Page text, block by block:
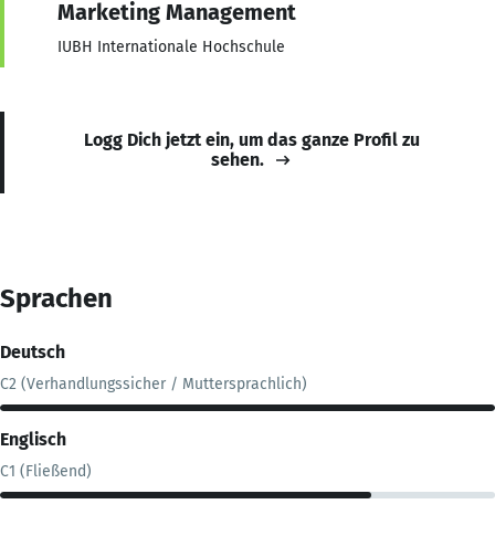
Marketing Management
IUBH Internationale Hochschule
Logg Dich jetzt ein, um das ganze Profil zu
sehen.
Sprachen
Deutsch
C2 (Verhandlungssicher / Muttersprachlich)
Englisch
C1 (Fließend)